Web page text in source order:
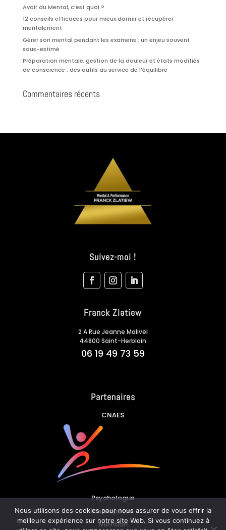
Avoir du Mental, c’est quoi ?
12 conseils efficaces pour mieux dormir et récupérer
mentalement
Gérer son mental pendant les examens : un enjeu souvent
sous-estimé
Préparation mentale, gestion de la douleur et états modifiés
de conscience : des outils au service de l’équilibre
Commentaires récents
Suivez-moi !
Franck Zlatiew
2 A Rue Jeanne Malivel
44800 Saint-Herblain
06 19 49 73 59
Partenaires
CNAES
Psychologue
Ostéopathe
Nutrition
Nous utilisons des cookies pour nous assurer de vous offrir la
meilleure expérience sur notre site Web. Si vous continuez à